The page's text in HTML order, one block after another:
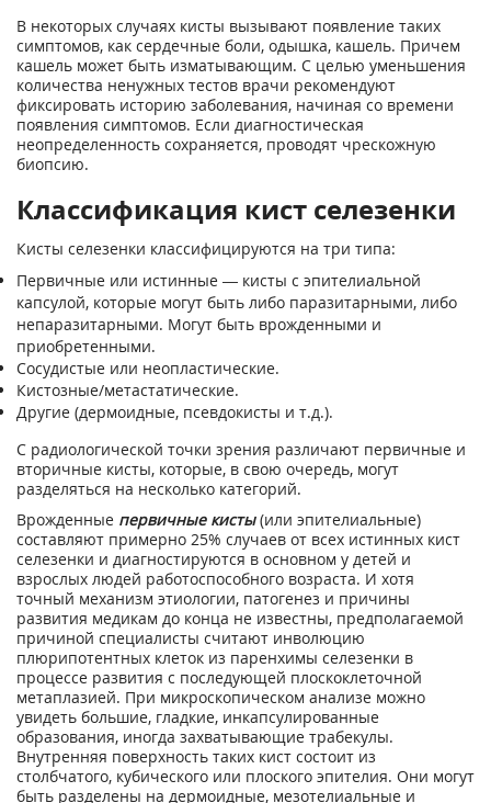
В некоторых случаях кисты вызывают появление таких
симптомов, как сердечные боли, одышка, кашель. Причем
кашель может быть изматывающим. С целью уменьшения
количества ненужных тестов врачи рекомендуют
фиксировать историю заболевания, начиная со времени
появления симптомов. Если диагностическая
неопределенность сохраняется, проводят чрескожную
биопсию.
Классификация кист селезенки
Кисты селезенки классифицируются на три типа:
Первичные или истинные — кисты с эпителиальной
капсулой, которые могут быть либо паразитарными, либо
непаразитарными. Могут быть врожденными и
приобретенными.
Сосудистые или неопластические.
Кистозные/метастатические.
Другие (дермоидные, псевдокисты и т.д.).
С радиологической точки зрения различают первичные и
вторичные кисты, которые, в свою очередь, могут
разделяться на несколько категорий.
Врожденные первичные кисты(или эпителиальные)
составляют примерно 25% случаев от всех истинных кист
селезенки и диагностируются в основном у детей и
взрослых людей работоспособного возраста. И хотя
точный механизм этиологии, патогенез и причины
развития медикам до конца не известны, предполагаемой
причиной специалисты считают инволюцию
плюрипотентных клеток из паренхимы селезенки в
процессе развития с последующей плоскоклеточной
метаплазией. При микроскопическом анализе можно
увидеть большие, гладкие, инкапсулированные
образования, иногда захватывающие трабекулы.
Внутренняя поверхность таких кист состоит из
столбчатого, кубического или плоского эпителия. Они могут
быть разделены на дермоидные, мезотелиальные и